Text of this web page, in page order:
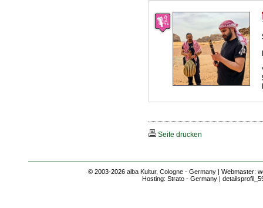
Seite drucken
© 2003-2026 alba Kultur, Cologne - Germany | Webmaster:
Hosting: Strato - Germany |